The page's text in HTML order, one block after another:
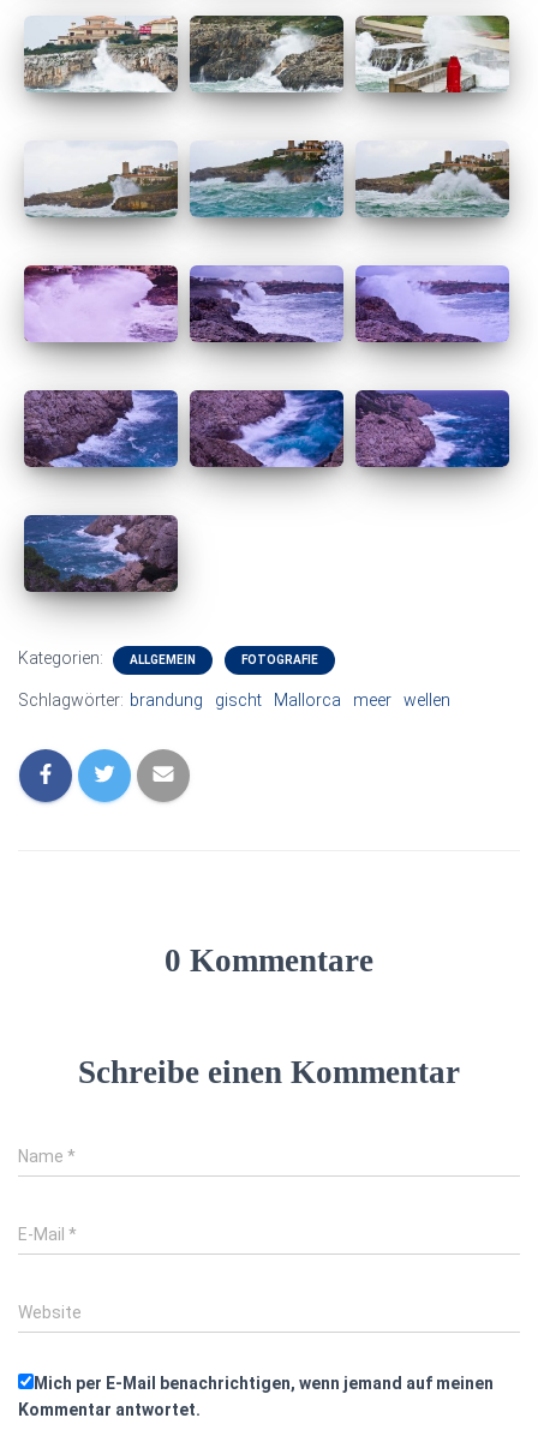
Kategorien: ALLGEMEIN FOTOGRAFIE
Schlagwörter: brandung gischt Mallorca meer wellen
0 Kommentare
Schreibe einen Kommentar
Name *
E-Mail *
Website
Mich per E-Mail benachrichtigen, wenn jemand auf meinen
Kommentar antwortet.